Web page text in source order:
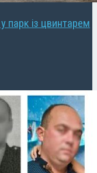
парк із цвинтарем